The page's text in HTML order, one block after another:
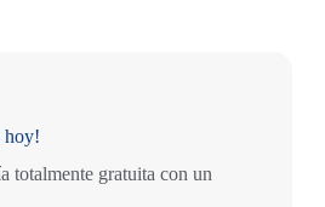
hoy!
totalmente gratuita con un